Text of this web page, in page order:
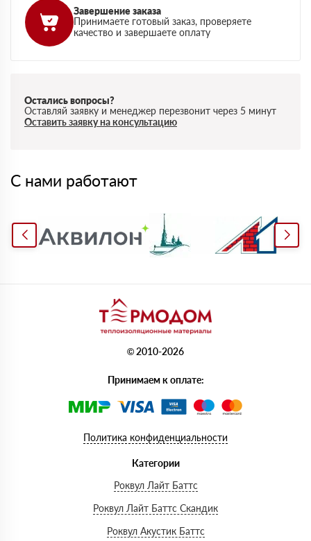
Завершение заказа
Принимаете готовый заказ, проверяете
качество и завершаете оплату
Остались вопросы?
Оставляй заявку и менеджер перезвонит через 5 минут
Оставить заявку на консультацию
С нами работают
© 2010-2026
Принимаем к оплате:
Политика конфиденциальности
Категории
Роквул Лайт Баттс
Роквул Лайт Баттс Скандик
Роквул Акустик Баттс